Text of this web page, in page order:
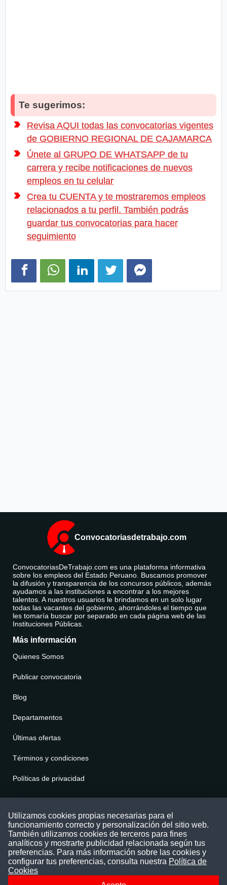
Te sugerimos:
Revisa AQUI todas las convocatorias vigentes
de GOBIERNO REGIONAL DE CAJAMARCA
Únete al GRUPO DE WHATSAPP de tu
carrera y recibe notificaciones de nuevos
empleos en tu celular
Crea tu CUENTA y te mostraremos empleos
relacionados a tu perfil. También podrás
guardar tus convocatorias para hacer
seguimiento
Convocatoriasdetrabajo.com
ConvocatoriasDeTrabajo.com es una plataforma informativa
sobre los empleos del Estado Peruano. Buscamos promover
la difusión y transparencia de los concursos públicos, además
ayudamos a las instituciones a encontrar a los mejores
talentos. A nuestros usuarios le brindamos en un solo lugar
todas las vacantes del gobierno, ahorrándoles el tiempo que
les tomaría buscar por separado en cada página web de las
Instituciones Públicas.
Más información
Quienes Somos
Publicar convocatoria
Blog
Departamentos
Últimas ofertas
Términos y condiciones
Políticas de privacidad
Puede comunicarse con nosotros a través
nuestras redes sociales o del correo:
contacto@convocatoriasdetrabajo.com
Siguenos en:
Utilizamos cookies propias necesarias para el
funcionamiento correcto y personalización del sitio web.
También utilizamos cookies de terceros para fines
analíticos y mostrarte publicidad relacionada según tus
preferencias. Para más información sobre las cookies y
configurar tus preferencias, consulta nuestra Política de
Cookies